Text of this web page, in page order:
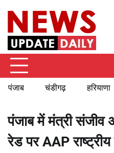
content
पंजाब चंडीगढ़ हरियाणा
पंजाब में मंत्री संजीव
रेड पर AAP राष्ट्रीय